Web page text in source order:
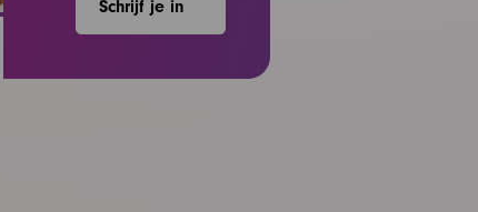
Schrijf je in